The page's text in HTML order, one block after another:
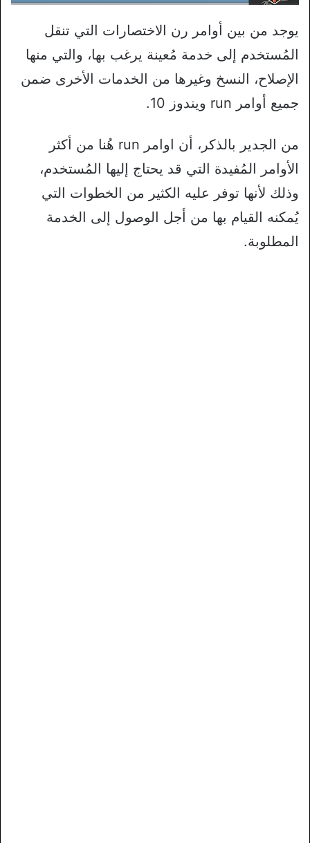
يوجد من بين أوامر رن الاختصارات التي تنقل
المُستخدم إلى خدمة مُعينة يرغب بها، والتي منها
الإصلاح، النسخ وغيرها من الخدمات الأخرى ضمن
جميع أوامر run ويندوز 10.
من الجدير بالذكر، أن اوامر run هُنا من أكثر
الأوامر المُفيدة التي قد يحتاج إليها المُستخدم،
وذلك لأنها توفر عليه الكثير من الخطوات التي
يُمكنه القيام بها من أجل الوصول إلى الخدمة
المطلوبة.